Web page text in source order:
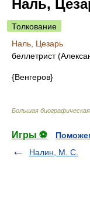
Наль,
Толкование
Наль, Цезарь
беллетрист
{Венгеров}
Большая
Игры ⚽
Налин, М. С.